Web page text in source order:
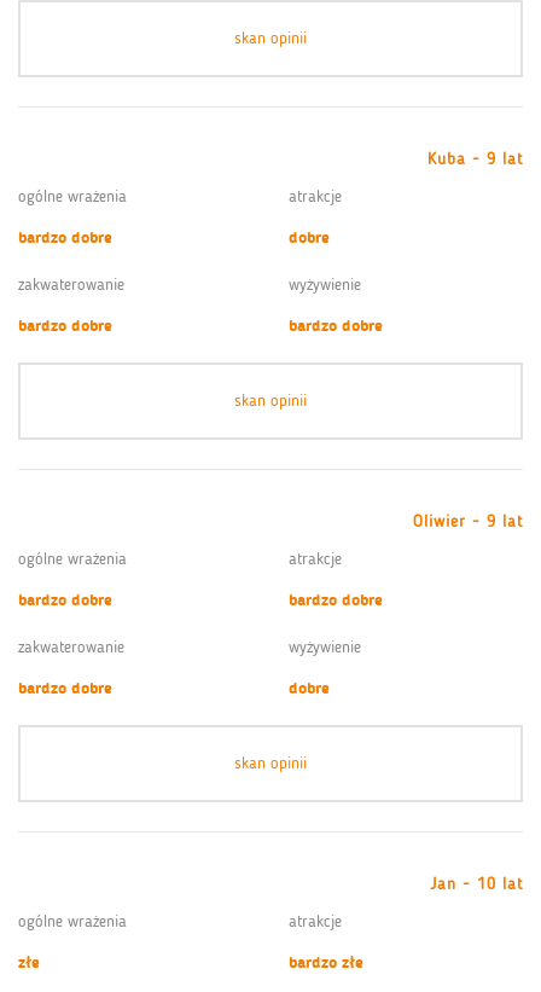
skan opinii
Kuba - 9 lat
ogólne wrażenia
bardzo dobre
atrakcje
dobre
zakwaterowanie
bardzo dobre
wyżywienie
bardzo dobre
skan opinii
Oliwier - 9 lat
ogólne wrażenia
bardzo dobre
atrakcje
bardzo dobre
zakwaterowanie
bardzo dobre
wyżywienie
dobre
skan opinii
Jan - 10 lat
ogólne wrażenia
złe
atrakcje
bardzo złe